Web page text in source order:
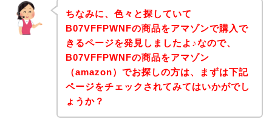
ちなみに、色々と探していて
B07VFFPWNFの商品をアマゾンで購入で
きるページを発見しましたよ♪なので、
B07VFFPWNFの商品をアマゾン
（amazon）でお探しの方は、まずは下記
ページをチェックされてみてはいかがでし
ょうか？